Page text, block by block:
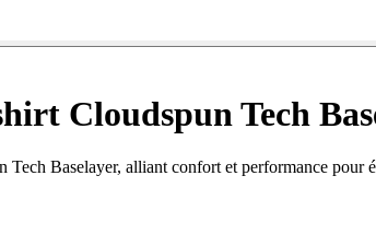
Cloudspun Tech
Tech Baselayer, alliant confort et performance pour